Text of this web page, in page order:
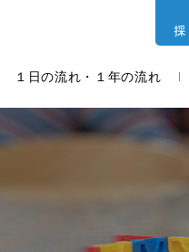
１日の流れ・１年の流れ